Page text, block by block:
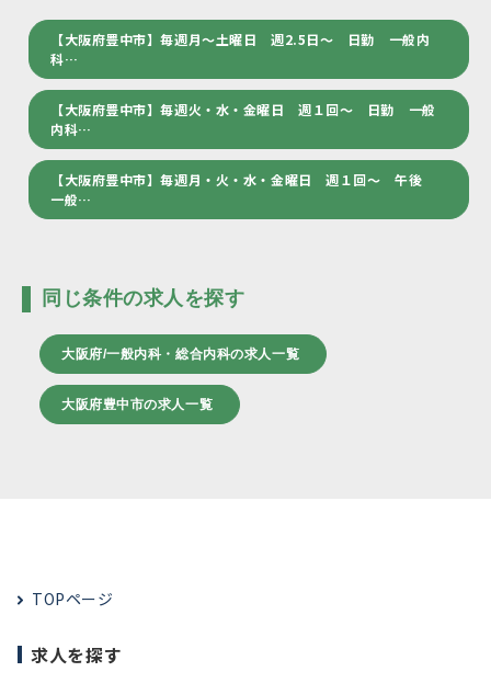
【大阪府豊中市】毎週月～土曜日 週2.5日～ 日勤 一般内
科…
【大阪府豊中市】毎週火・水・金曜日 週１回～ 日勤 一般
内科…
【大阪府豊中市】毎週月・火・水・金曜日 週１回～ 午後
一般…
同じ条件の求人を探す
大阪府/一般内科・総合内科の求人一覧
大阪府豊中市の求人一覧
TOPページ
求人を探す